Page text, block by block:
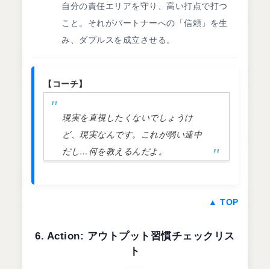
自分の責任エリアを守り、高い打点で打つ
こと。それがパートナーへの「信頼」を生
み、ダブルスを成立させる。
【コーチ】
現実を直視したくないでしょうけ
ど、現実なんです。これが弱い連中
だし…何を教えるんだよ。
▲ TOP
6. Action: アウトプット習慣チェックリス
ト